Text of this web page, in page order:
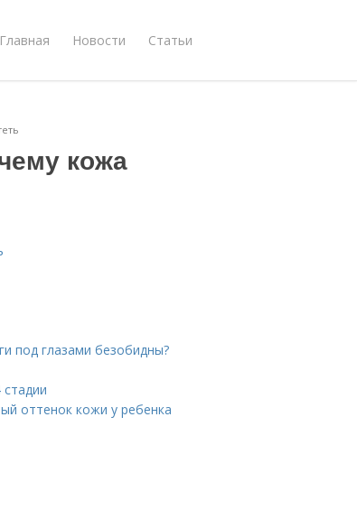
Главная Новости Статьи
кожа
под глазами безобидны?
оттенок кожи у ребенка